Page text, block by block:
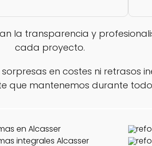
la transparencia y
cada proyecto.
en costes ni retrasos
que mantenemos durante